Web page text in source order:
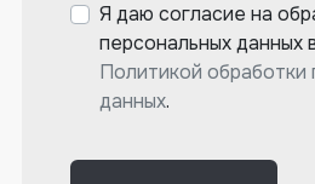
Я даю согласие на
персональных данных
Политикой обработки
данных.